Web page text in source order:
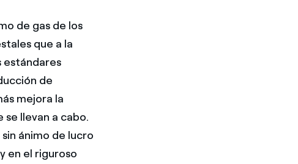
de gas de los
que a la
estándares
de
mejora la
se llevan a cabo.
ánimo de lucro
en el riguroso